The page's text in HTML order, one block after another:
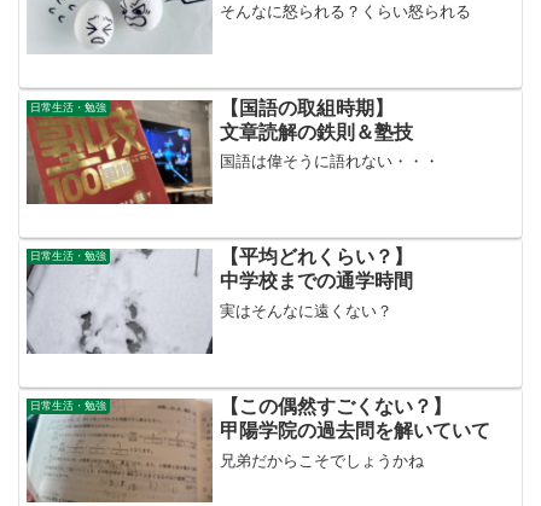
そんなに怒られる？くらい怒られる
日常生活・勉強
【国語の取組時期】
文章読解の鉄則＆塾技
国語は偉そうに語れない・・・
日常生活・勉強
【平均どれくらい？】
中学校までの通学時間
実はそんなに遠くない？
日常生活・勉強
【この偶然すごくない？】
甲陽学院の過去問を解いていて
兄弟だからこそでしょうかね